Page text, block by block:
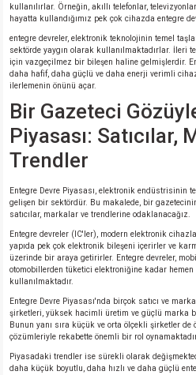
kullanılırlar. Örneğin, akıllı telefonlar,
hayatta kullandığımız pek çok cihazda entegre
entegre devreler, elektronik teknolojinin temel
sektörde yaygın olarak kullanılmaktadırlar. İleri
için vazgeçilmez bir bileşen haline gelmişlerdir.
daha hafif, daha güçlü ve daha enerji verimli
ilerlemenin önünü açar.
Bir Gazeteci
Piyasası: Satıcılar,
Trendler
Entegre Devre Piyasası, elektronik endüstrisinin
gelişen bir sektördür. Bu makalede, bir
satıcılar, markalar ve trendlerine odaklanacağız.
Entegre devreler (IC'ler), modern elektronik
yapıda pek çok elektronik bileşeni içerirler ve
üzerinde bir araya getirirler. Entegre devreler,
otomobillerden tüketici elektroniğine kadar hemen
kullanılmaktadır.
Entegre Devre Piyasası'nda birçok satıcı ve
şirketleri, yüksek hacimli üretim ve güçlü marka
Bunun yanı sıra küçük ve orta ölçekli şirketler de
çözümleriyle rekabette önemli bir rol
Piyasadaki trendler ise sürekli olarak
daha küçük boyutlu, daha hızlı ve daha güçlü